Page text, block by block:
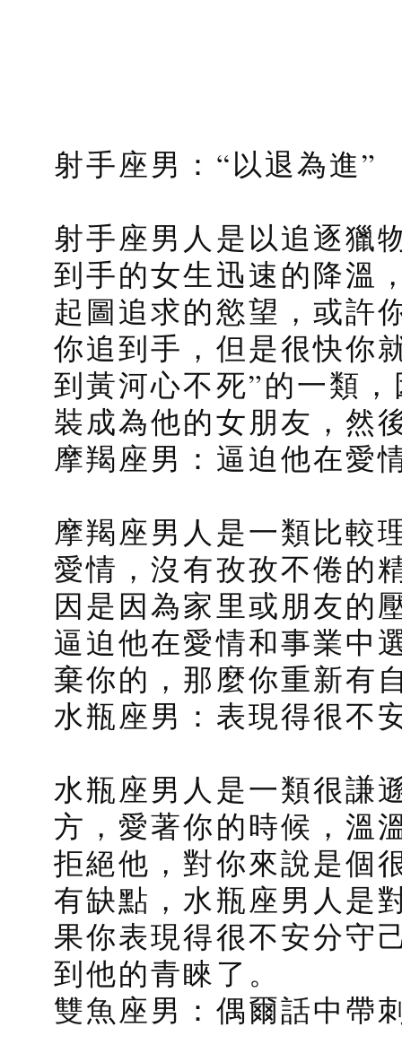
射手座男：“以退為進”
射手座男人是以追逐獵
到手的女生迅速的降溫
起圖追求的慾望，或許
你追到手，但是很快你
到黃河心不死”的一類
裝成為他的女朋友，然
摩羯座男：逼迫他在愛
摩羯座男人是一類比較
愛情，沒有孜孜不倦的
因是因為家里或朋友的
逼迫他在愛情和事業中
棄你的，那麼你重新有
水瓶座男：表現得很不
水瓶座男人是一類很謙
方，愛著你的時候，溫
拒絕他，對你來說是個
有缺點，水瓶座男人是
果你表現得很不安分守
到他的青睞了。
雙魚座男：偶爾話中帶